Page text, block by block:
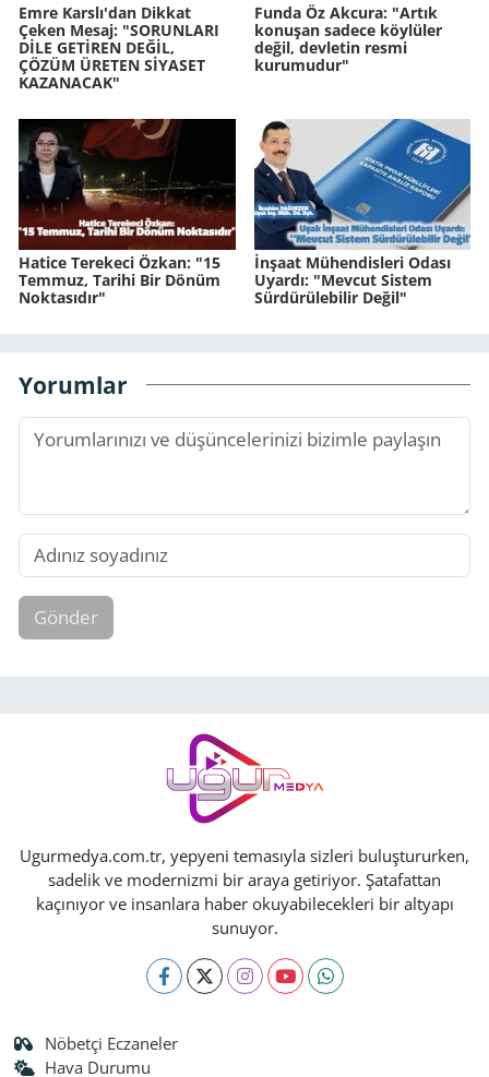
Emre Karslı'dan Dikkat
Çeken Mesaj: "SORUNLARI
DİLE GETİREN DEĞİL,
ÇÖZÜM ÜRETEN SİYASET
KAZANACAK"
Funda Öz Akcura: "Artık
konuşan sadece köylüler
değil, devletin resmi
kurumudur"
Hatice Terekeci Özkan: "15
Temmuz, Tarihi Bir Dönüm
Noktasıdır"
İnşaat Mühendisleri Odası
Uyardı: "Mevcut Sistem
Sürdürülebilir Değil"
Yorumlar
Gönder
Ugurmedya.com.tr, yepyeni temasıyla sizleri buluştururken,
sadelik ve modernizmi bir araya getiriyor. Şatafattan
kaçınıyor ve insanlara haber okuyabilecekleri bir altyapı
sunuyor.
Nöbetçi Eczaneler
Hava Durumu